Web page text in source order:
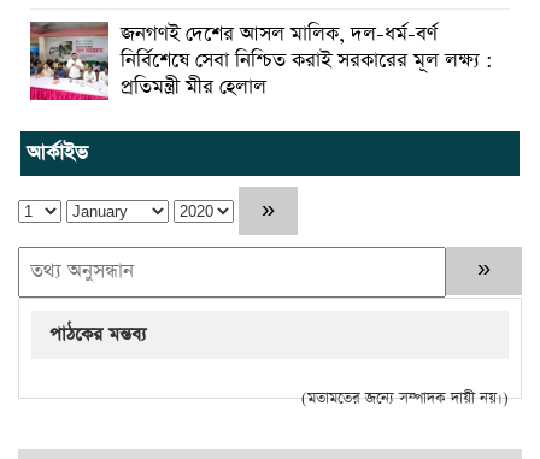
জনগণই দেশের আসল মালিক, দল-ধর্ম-বর্ণ
নির্বিশেষে সেবা নিশ্চিত করাই সরকারের মূল লক্ষ্য :
প্রতিমন্ত্রী মীর হেলাল
আর্কাইভ
পাঠকের মন্তব্য
(মতামতের জন্যে সম্পাদক দায়ী নয়।)